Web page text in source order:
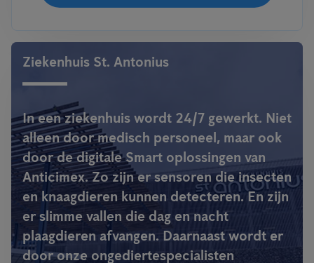
Ziekenhuis St. Antonius
In een ziekenhuis wordt 24/7 gewerkt. Niet
alleen door medisch personeel, maar ook
door de digitale Smart oplossingen van
Anticimex. Zo zijn er sensoren die insecten
en knaagdieren kunnen detecteren. En zijn
er slimme vallen die dag en nacht
plaagdieren afvangen. Daarnaast wordt er
door onze ongediertespecialisten